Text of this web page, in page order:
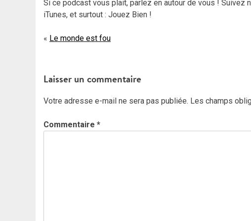
Si ce podcast vous plait, parlez en autour de vous ! Suivez
iTunes, et surtout : Jouez Bien !
Navigation
l’article
Le monde est fou
Laisser un commentaire
Votre adresse e-mail ne sera pas publiée. Les champs
Commentaire *